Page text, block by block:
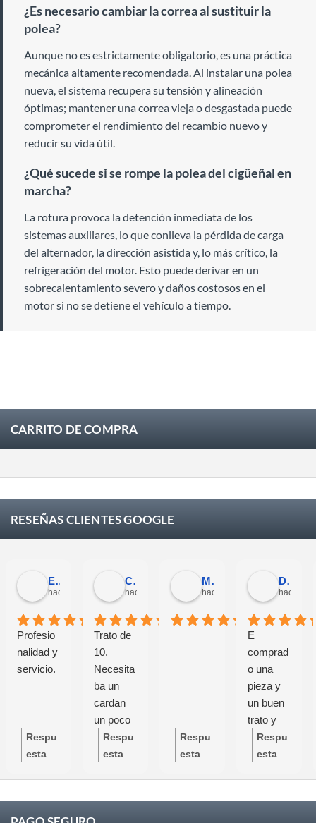
¿Es necesario cambiar la correa al sustituir la
polea?
Aunque no es estrictamente obligatorio, es una práctica
mecánica altamente recomendada. Al instalar una polea
nueva, el sistema recupera su tensión y alineación
óptimas; mantener una correa vieja o desgastada puede
comprometer el rendimiento del recambio nuevo y
reducir su vida útil.
¿Qué sucede si se rompe la polea del cigüeñal en
marcha?
La rotura provoca la detención inmediata de los
sistemas auxiliares, lo que conlleva la pérdida de carga
del alternador, la dirección asistida y, lo más crítico, la
refrigeración del motor. Esto puede derivar en un
sobrecalentamiento severo y daños costosos en el
motor si no se detiene el vehículo a tiempo.
CARRITO DE COMPRA
RESEÑAS CLIENTES GOOGLE
Eloy Corchero Martinez de Guereñu
hace 4 semanas
Profesio
nalidad y
servicio.
Respu
esta
tario:
Carlos Trullás
hace 4 semanas
Trato de
10.
Necesita
ba un
cardan
un poco
específic
o y se
que
Respu
esta
tario:
Manolo Fernandez Gomez
hace 4 semanas
Respu
esta
tario:
David Cerrato
hace 4
E
comprad
o una
pieza y
un buen
trato y
buen
servicio
ales
Respu
esta
tario: